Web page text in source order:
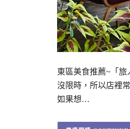
東區美食推薦~「
沒限時，所以店裡
如果想…